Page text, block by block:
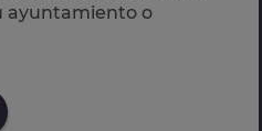
ayuntamiento o